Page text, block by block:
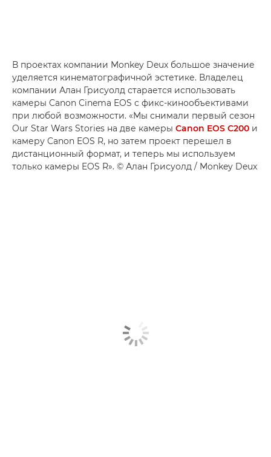
В проектах компании Monkey Deux большое значение
уделяется кинематографичной эстетике. Владелец
компании Алан Грисуолд старается использовать
камеры Canon Cinema EOS с фикс-кинообъективами
при любой возможности. «Мы снимали первый сезон
Our Star Wars Stories на две камеры Canon EOS C200 и
камеру Canon EOS R, но затем проект перешел в
дистанционный формат, и теперь мы используем
только камеры EOS R». © Алан Грисуолд / Monkey Deux